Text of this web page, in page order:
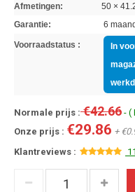
Afmetingen:
50 ×
Garantie:
6
Voorraadstatus :
In
Normale prijs :€42.66 - (
Onze prijs : €29.86 +
Klantreviews :